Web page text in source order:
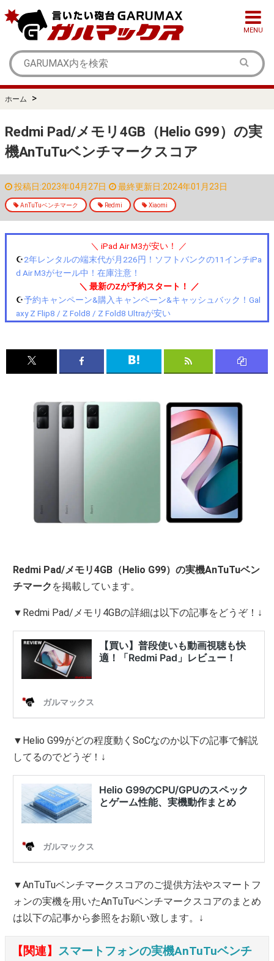
MENU
ホーム >
Redmi Pad/メモリ4GB（Helio G99）の実
機AnTuTuベンチマークスコア
投稿日:2023年04月27日 最終更新日:2024年01月23日
AnTuTuベンチマーク Redmi Xiaomi
＼ iPad Air M3が安い！ ／
☪️2年レンタルの端末代が月226円！ソフトバンクの11インチiPa
d Air M3がセール中！在庫注意！
＼ 最新のZが予約スタート！ ／
☪️予約キャンペーン&購入キャンペーン&キャッシュバック！Gal
axy Z Flip8 / Z Fold8 / Z Fold8 Ultraが安い
Redmi Pad/メモリ4GB（Helio G99）の実機AnTuTuベン
チマーク を掲載しています。
▼Redmi Pad/メモリ4GBの詳細は以下の記事をどうぞ！↓
▼Helio G99がどの程度動くSoCなのか以下の記事で解説
してるのでどうぞ！↓
▼AnTuTuベンチマークスコアのご提供方法やスマートフ
ォンの実機を用いたAnTuTuベンチマークスコアのまとめ
は以下の記事から参照をお願い致します。↓
【関連】 スマートフォンの実機AnTuTuベンチ